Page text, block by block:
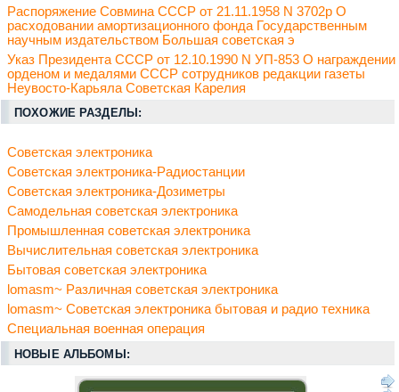
Распоряжение Совмина СССР от 21.11.1958 N 3702р О
расходовании амортизационного фонда Государственным
научным издательством Большая советская э
Указ Президента СССР от 12.10.1990 N УП-853 О награждении
орденом и медалями СССР сотрудников редакции газеты
Неувосто-Карьяла Советская Карелия
ПОХОЖИЕ РАЗДЕЛЫ:
Советская электроника
Советская электроника-Радиостанции
Советская электроника-Дозиметры
Самодельная советская электроника
Промышленная советская электроника
Вычислительная советская электроника
Бытовая советская электроника
lomasm~ Различная советская электроника
lomasm~ Советская электроника бытовая и радио техника
Специальная военная операция
НОВЫЕ АЛЬБОМЫ: